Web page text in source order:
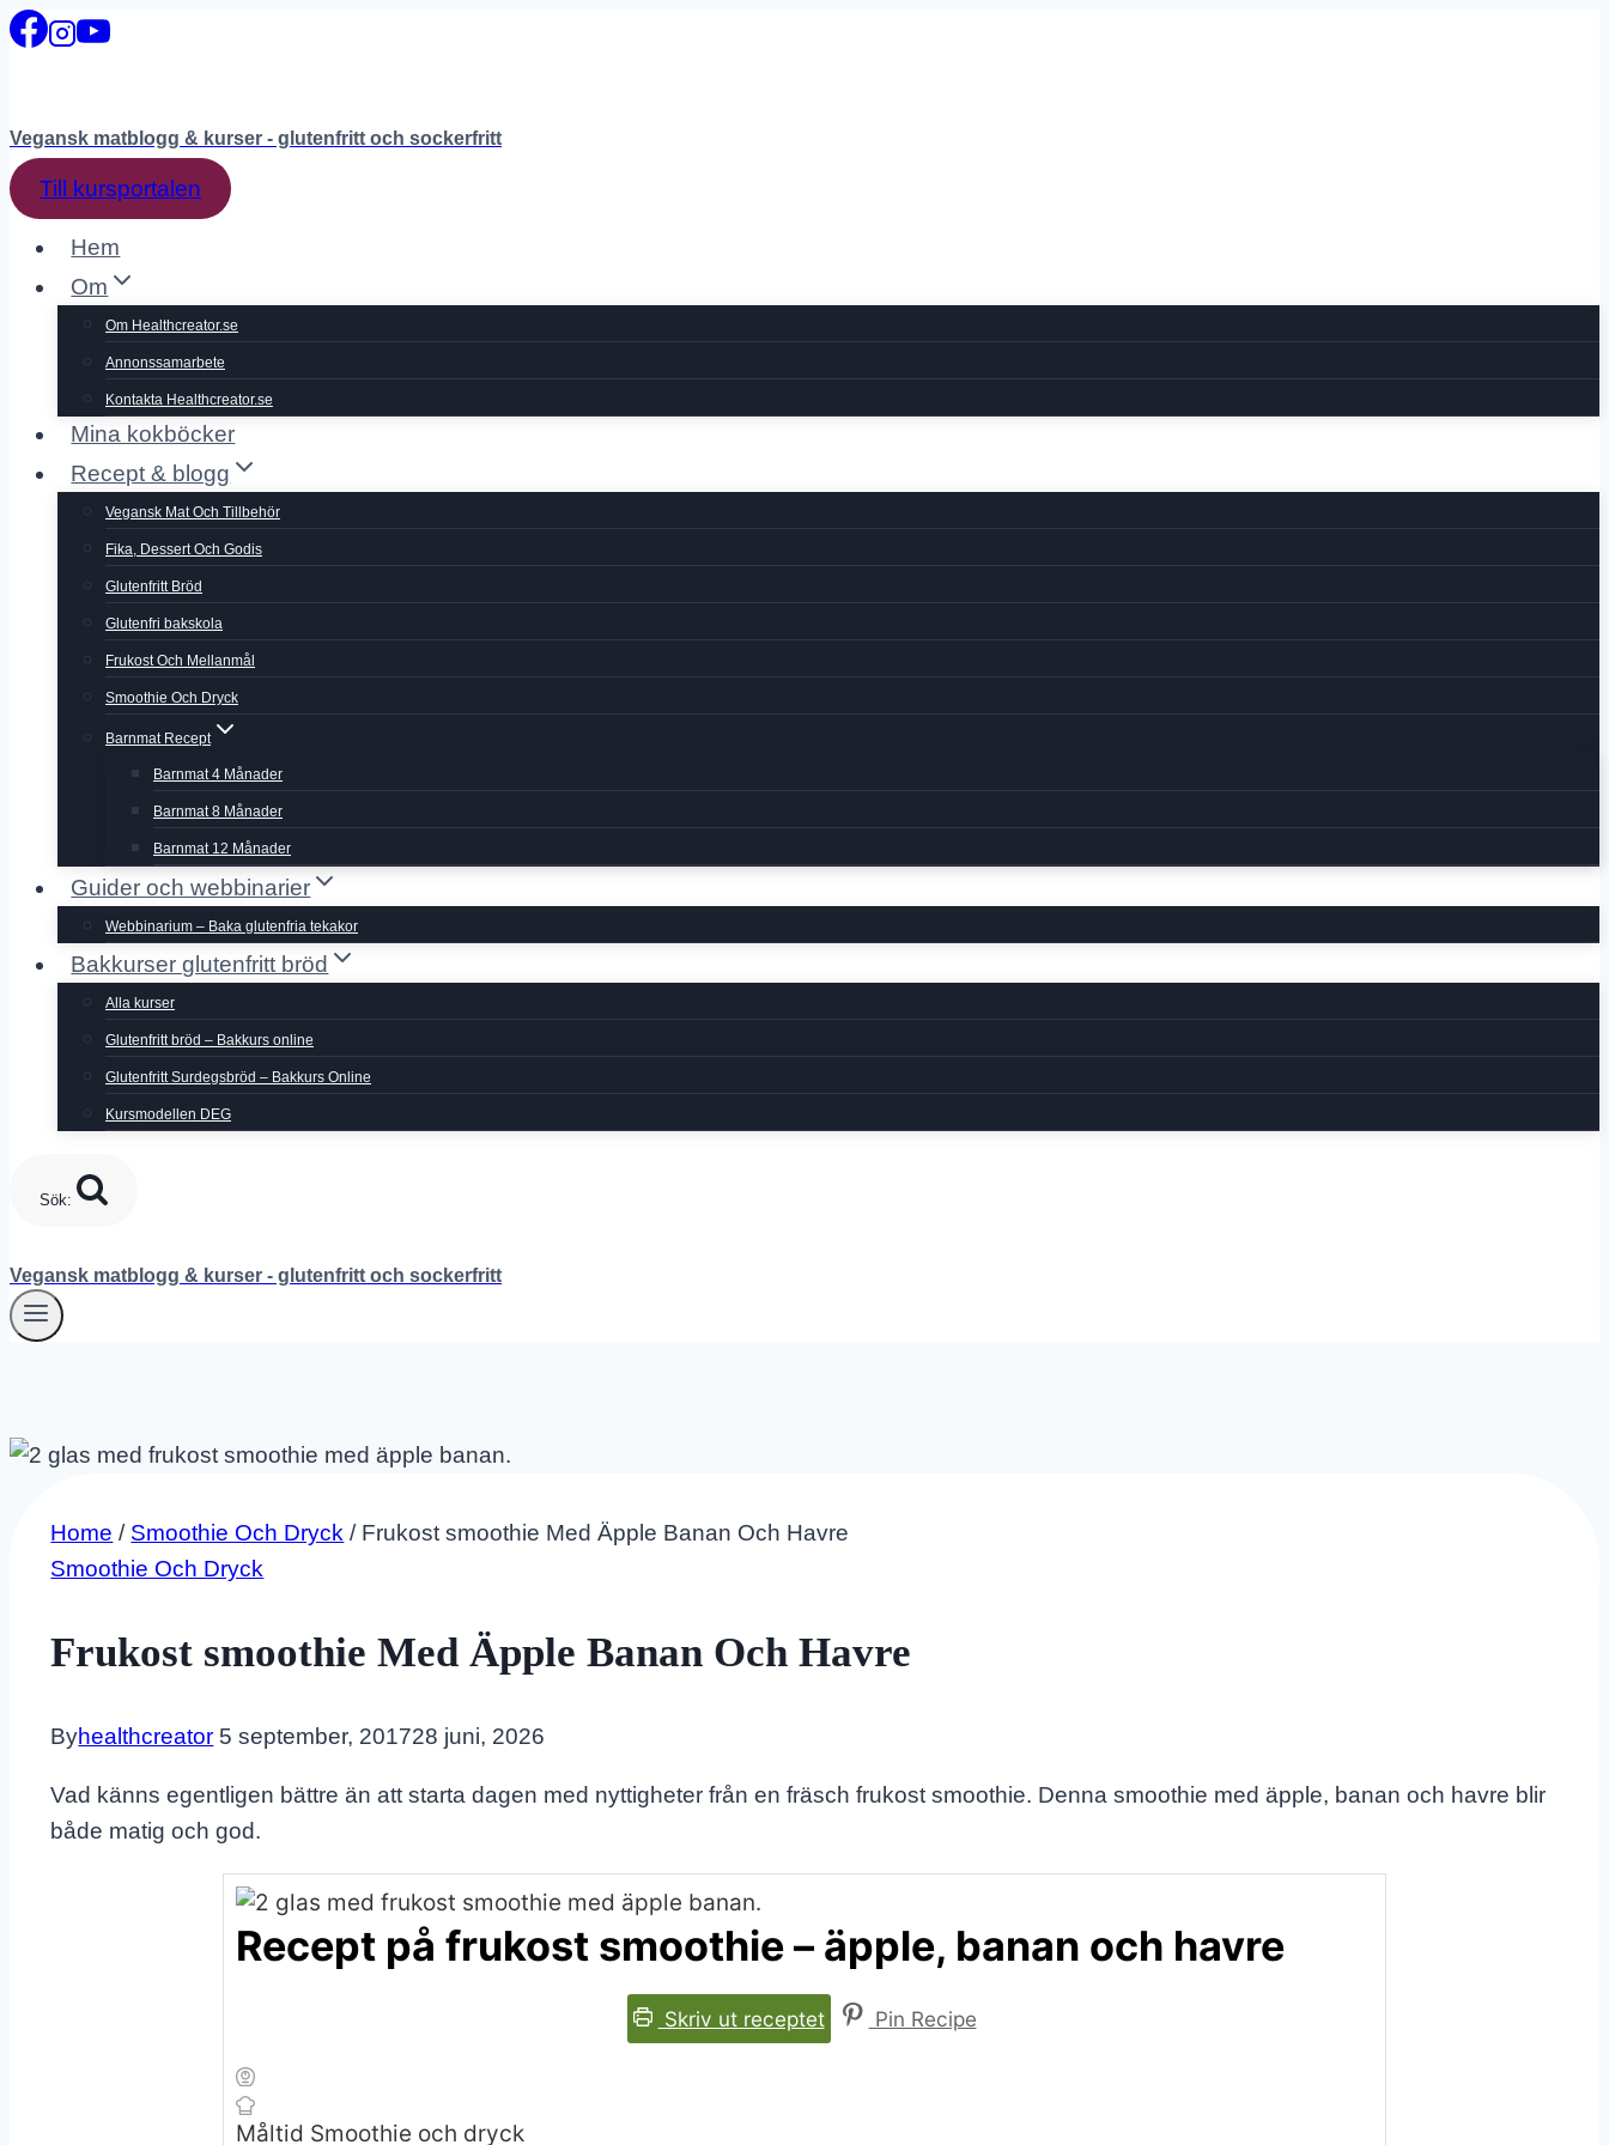
Skip
Vegansk matblogg & kurser - glutenfritt och sockerfritt
Till kursportalen
Hem
Om
Om Healthcreator.se
Annonssamarbete
Kontakta Healthcreator.se
Mina kokböcker
Recept & blogg
Vegansk Mat Och Tillbehör
Fika, Dessert Och Godis
Glutenfritt Bröd
Glutenfri bakskola
Frukost Och Mellanmål
Smoothie Och Dryck
Barnmat Recept
Barnmat 4 Månader
Barnmat 8 Månader
Barnmat 12 Månader
Guider och webbinarier
Webbinarium – Baka glutenfria tekakor
Bakkurser glutenfritt bröd
Alla kurser
Glutenfritt bröd – Bakkurs online
Glutenfritt Surdegsbröd – Bakkurs Online
Kursmodellen DEG
Sök:
Vegansk matblogg & kurser - glutenfritt och sockerfritt
Home / Smoothie Och Dryck / Frukost smoothie Med Äpple Banan Och Havre
Smoothie Och Dryck
Frukost smoothie Med Äpple Banan Och Havre
Byhealthcreator 5 september, 201728 juni, 2026
Vad känns egentligen bättre än att starta dagen med nyttigheter från en fräsch frukost smoothie. Denna smoothie med äpple, banan och havre blir
både matig och god.
Recept på frukost smoothie – äpple, banan och havre
Skriv ut receptet Pin Recipe
Måltid Smoothie och dryck